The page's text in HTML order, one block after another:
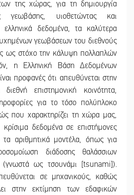
της χώρας, για τη δημιουργία
γεωβάσης, υιοθετώντας και
ελληνικά δεδομένα, τα καλύτερα
γεωβάσεων του διεθνούς
ως στόχο την κάλυψη πολλαπλών
η Ελληνική Βάση Δεδομένων
προφανές ότι απευθύνεται στην
επιστημονική κοινότητα,
για το τόσο πολύπλοκο
που χαρακτηρίζει τη χώρα μας,
δεδομένα σε επιστήμονες
αριθμητικά μοντέλα, όπως για
διάδοσης θαλάσσιων
(γνωστά ως τσουνάμι [tsunami]).
σε μηχανικούς, καθώς
στην εκτίμηση των εδαφικών